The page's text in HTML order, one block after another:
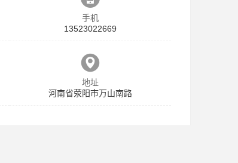
手机
13523022669
地址
河南省荥阳市万山南路